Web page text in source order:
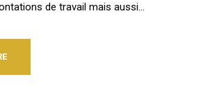
de travail mais aussi...